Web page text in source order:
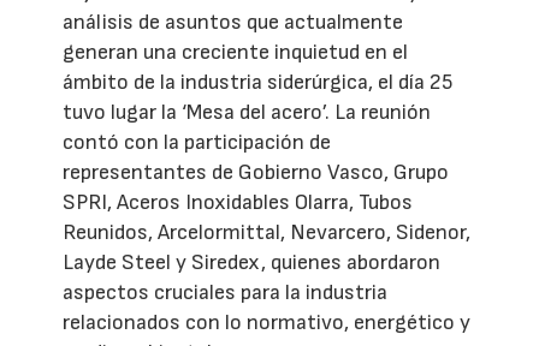
análisis de asuntos que actualmente
generan una creciente inquietud en el
ámbito de la industria siderúrgica, el día 25
tuvo lugar la ‘Mesa del acero’. La reunión
contó con la participación de
representantes de Gobierno Vasco, Grupo
SPRI, Aceros Inoxidables Olarra, Tubos
Reunidos, Arcelormittal, Nevarcero, Sidenor,
Layde Steel y Siredex, quienes abordaron
aspectos cruciales para la industria
relacionados con lo normativo, energético y